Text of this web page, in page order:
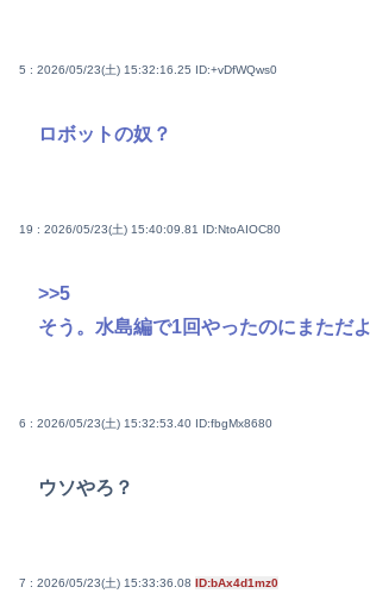
5 : 2026/05/23(土) 15:32:16.25 ID:+vDfWQws0
ロボットの奴？
19 : 2026/05/23(土) 15:40:09.81 ID:NtoAIOC80
>>5
そう。水島編で1回やったのにまただよ
6 : 2026/05/23(土) 15:32:53.40 ID:fbgMx8680
ウソやろ？
7 : 2026/05/23(土) 15:33:36.08 ID:bAx4d1mz0